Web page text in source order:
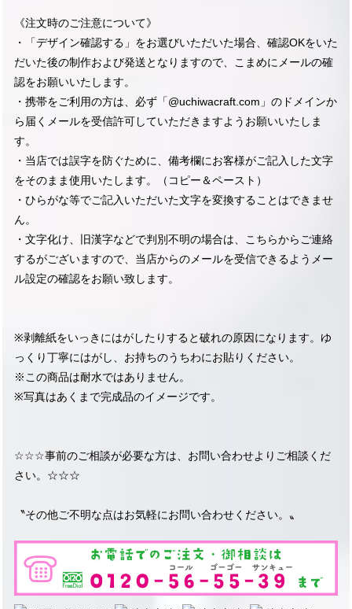
《注文時のご注意について》
・「デザイン確認する」をお選びいただいた場合、確認OKをいた
だいた後の制作および発送となりますので、こまめにメールの確
認をお願いいたします。
・携帯をご利用の方は、必ず「@uchiwacraft.com」のドメインか
ら届くメールを受信許可していただきますようお願いいたしま
す。
・当店では誤字を防ぐために、備考欄にお客様がご記入した文字
をそのまま使用いたします。（コピー＆ペースト）
・ひらがな等でご記入いただいた文字を変換することはできませ
ん。
・文字化け、旧漢字などで判別不明の場合は、こちらからご連絡
するがございますので、当店からのメールを受信できるようメー
ル設定の確認をお願い致します。
※剥離紙をいっきにはがしたりすると破れの原因になります。ゆ
っくり丁寧にはがし、お持ちのうちわにお貼りください。
※この商品は耐水ではありません。
※写真はあくまで完成品のイメージです。
☆☆☆事前のご相談が必要な方は、お問い合わせよりご相談くだ
さい。☆☆☆
〝その他ご不明な点はお気軽にお問い合わせください。〟